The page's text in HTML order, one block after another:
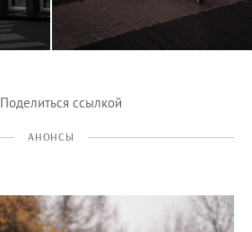
Поделиться ссылкой
АНОНСЫ